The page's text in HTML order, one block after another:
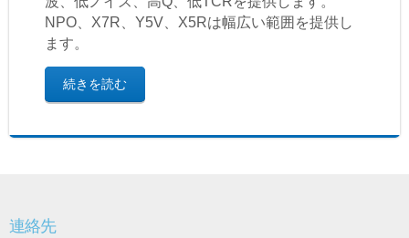
NPO、X7R、Y5V、X5Rは幅広い範囲を提供し
ます。
続きを読む
連絡先